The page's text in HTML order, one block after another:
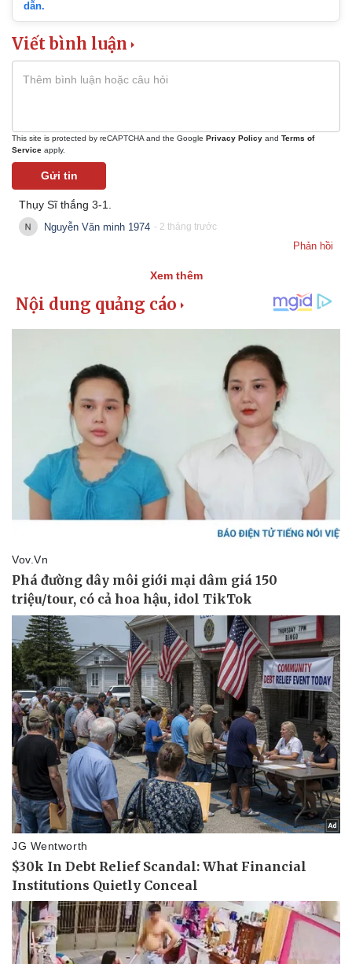
Kinh tế
Bất động sản
Thị trường
Giá vàng
Tiêu dùng
Chứng khoán
Giá cà phê
dẫn.
Viết bình luận
This site is protected by reCAPTCHA and the Google Privacy Policy and Terms of
Service apply.
Gửi tin
Thụy Sĩ thắng 3-1.
Nguyễn Văn minh 1974 - 2 tháng trước
Phản hồi
Xem thêm